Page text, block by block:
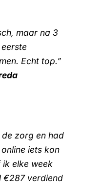
maar na 3
Echt top.”
zorg en had
iets kon
ik elke week
€287 verdiend